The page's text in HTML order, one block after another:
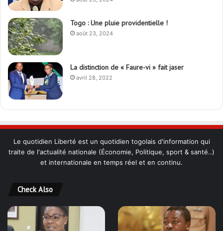
Togo : Une pluie providentielle !
août 23, 2024
La distinction de « Faure-vi » fait jaser
avril 28, 2022
Le quotidien Liberté est un quotidien togolais d'information qui
traite de l'actualité nationale (Économie, Politique, sport & santé..)
et internationale en temps réel et en continu.
Check Also